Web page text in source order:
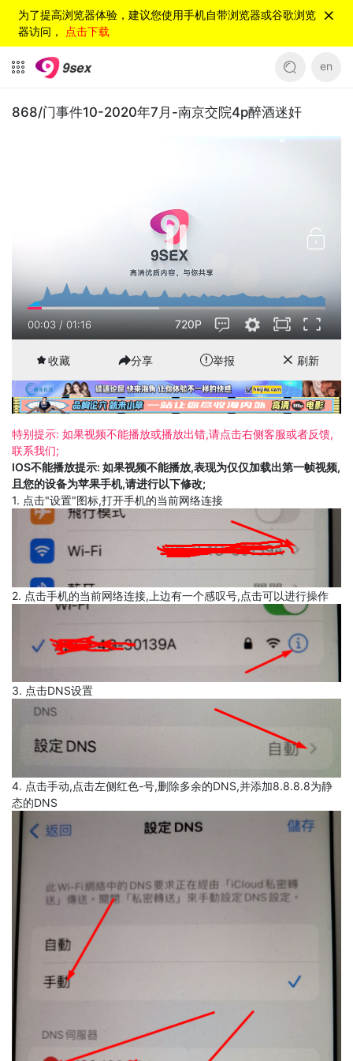
为了提高浏览器体验，建议您使用手机自带浏览器或谷歌浏览
器访问， 点击下载
en
868/门事件10-2020年7月-南京交院4p醉酒迷奸
00:03/01:16 720P
收藏 分享 举报 刷新
特别提示: 如果视频不能播放或播放出错,请点击右侧客服或者反馈,
联系我们;
IOS不能播放提示: 如果视频不能播放,表现为仅仅加载出第一帧视频,
且您的设备为苹果手机,请进行以下修改;
1. 点击"设置"图标,打开手机的当前网络连接
2. 点击手机的当前网络连接,上边有一个感叹号,点击可以进行操作
3. 点击DNS设置
4. 点击手动,点击左侧红色-号,删除多余的DNS,并添加8.8.8.8为静
态的DNS